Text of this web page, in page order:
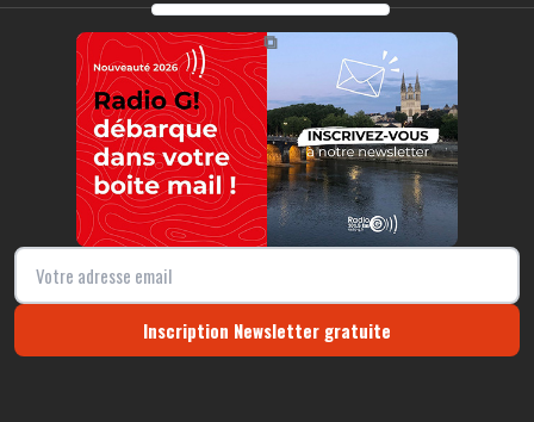
https://radio-g.fr?21776
⧉
Inscription Newsletter gratuite